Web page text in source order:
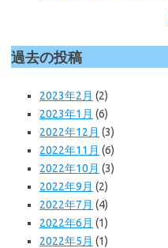
過去の投稿
2023年2月 (2)
2023年1月 (6)
2022年12月 (3)
2022年11月 (6)
2022年10月 (3)
2022年9月 (2)
2022年7月 (4)
2022年6月 (1)
2022年5月 (1)